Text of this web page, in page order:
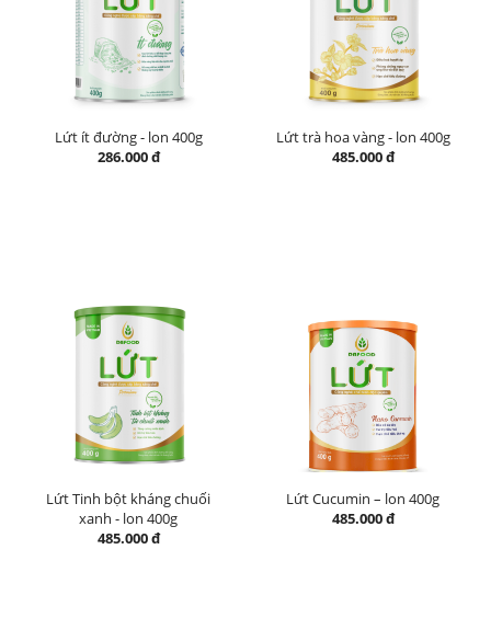
Lứt ít đường - lon 400g
286.000 đ
Lứt trà hoa vàng - lon 400g
485.000 đ
Lứt Tinh bột kháng chuối
xanh - lon 400g
485.000 đ
Lứt Cucumin – lon 400g
485.000 đ